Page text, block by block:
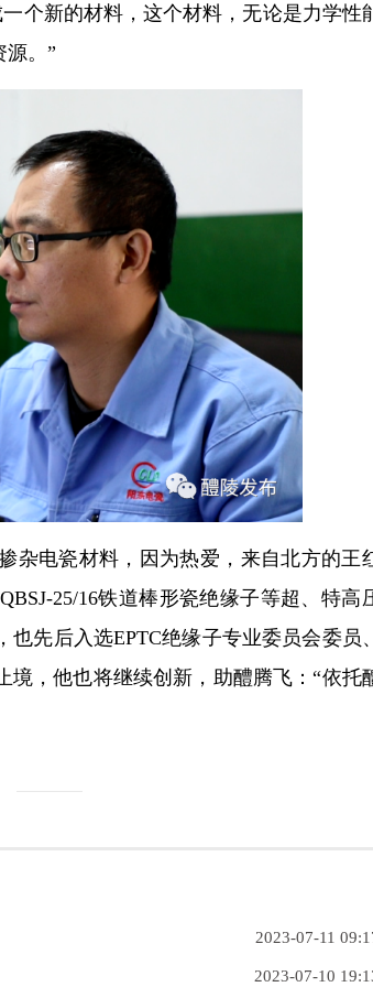
个新的材料，这个材料，无论是力学性
源。”
杂电瓷材料，因为热爱，来自北方的王
25/16铁道棒形瓷绝缘子等超、特高
先后入选EPTC绝缘子专业委员会委员
，他也将继续创新，助醴腾飞：“依托
2023-07-11
2023-07-10